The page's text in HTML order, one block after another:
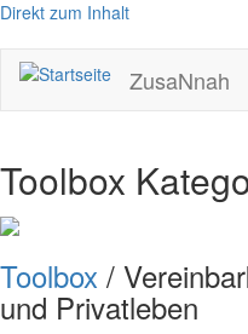
Direkt zum Inhalt
ZusaNnah
Toolbox
Toolbox /
und Privatleben